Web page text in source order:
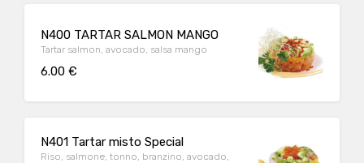
N400 TARTAR SALMON MANGO
Tartar salmon, avocado, salsa mango
6.00 €
N401 Tartar misto Special
Riso, salmone, tonno, branzino, avocado,